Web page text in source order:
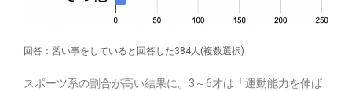
回答：習い事をしていると回答した384人(複数選択)
スポーツ系の割合が高い結果に。3～6才は「運動能力を伸ば